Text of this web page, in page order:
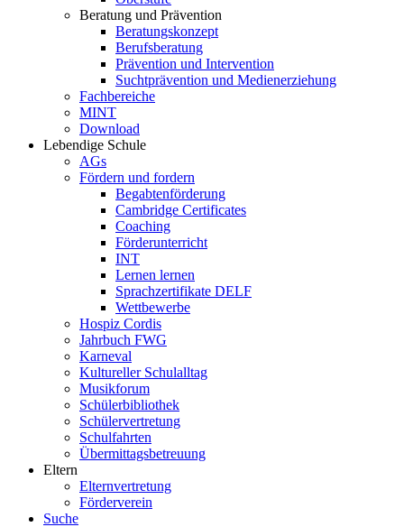
Beratung und Prävention
Beratungskonzept
Berufsberatung
Prävention und Intervention
Suchtprävention und Medienerziehung
Fachbereiche
MINT
Download
Lebendige Schule
AGs
Fördern und fordern
Begabtenförderung
Cambridge Certificates
Coaching
Förderunterricht
INT
Lernen lernen
Sprachzertifikate DELF
Wettbewerbe
Hospiz Cordis
Jahrbuch FWG
Karneval
Kultureller Schulalltag
Musikforum
Schülerbibliothek
Schülervertretung
Schulfahrten
Übermittagsbetreuung
Eltern
Elternvertretung
Förderverein
Suche